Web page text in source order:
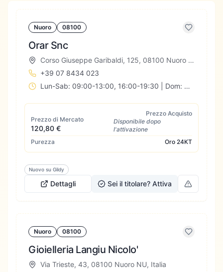
Nuoro 08100
Orar Snc
Corso Giuseppe Garibaldi, 125, 08100 Nuoro NU, Italia
+39 07 8434 023
Lun-Sab: 09:00-13:00, 16:00-19:30 | Dom: Chiuso
Prezzo di Mercato
120,80 €
Prezzo Acquisto
Disponibile dopo
l'attivazione
Purezza
Oro 24KT
Nuovo su Gildy
Dettagli Sei il titolare? Attiva
Nuoro 08100
Gioielleria Langiu Nicolo'
Via Trieste, 43, 08100 Nuoro NU, Italia